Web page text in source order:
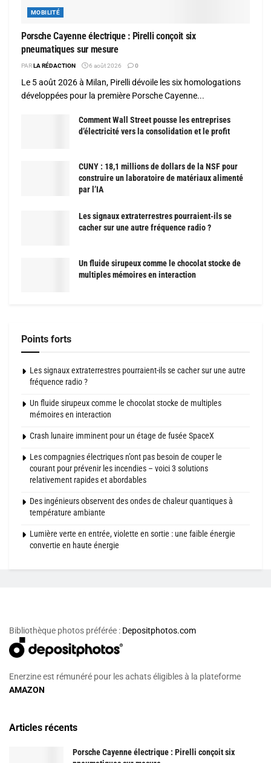
MOBILITÉ
Porsche Cayenne électrique : Pirelli conçoit six
pneumatiques sur mesure
PARLA RÉDACTION 6 août 2026 0
Le 5 août 2026 à Milan, Pirelli dévoile les six homologations
développées pour la première Porsche Cayenne...
Comment Wall Street pousse les entreprises
d’électricité vers la consolidation et le profit
CUNY : 18,1 millions de dollars de la NSF pour
construire un laboratoire de matériaux alimenté
par l’IA
Les signaux extraterrestres pourraient-ils se
cacher sur une autre fréquence radio ?
Un fluide sirupeux comme le chocolat stocke de
multiples mémoires en interaction
Points forts
Les signaux extraterrestres pourraient-ils se cacher sur une autre
fréquence radio ?
Un fluide sirupeux comme le chocolat stocke de multiples
mémoires en interaction
Crash lunaire imminent pour un étage de fusée SpaceX
Les compagnies électriques n’ont pas besoin de couper le
courant pour prévenir les incendies – voici 3 solutions
relativement rapides et abordables
Des ingénieurs observent des ondes de chaleur quantiques à
température ambiante
Lumière verte en entrée, violette en sortie : une faible énergie
convertie en haute énergie
Bibliothèque photos préférée : Depositphotos.com
Enerzine est rémunéré pour les achats éligibles à la plateforme
AMAZON
Articles récents
Porsche Cayenne électrique : Pirelli conçoit six